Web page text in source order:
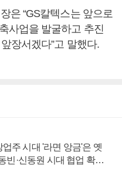
은 “GS칼텍스는 앞으로
사업을 발굴하고 추진
장서겠다”고 말했다.
업주 시대 '라면 앙금'은 옛
빈·신동원 시대 협업 확대